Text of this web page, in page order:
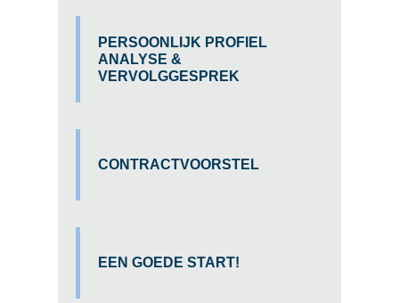
PERSOONLIJK PROFIEL
ANALYSE &
VERVOLGGESPREK
CONTRACTVOORSTEL
EEN GOEDE START!